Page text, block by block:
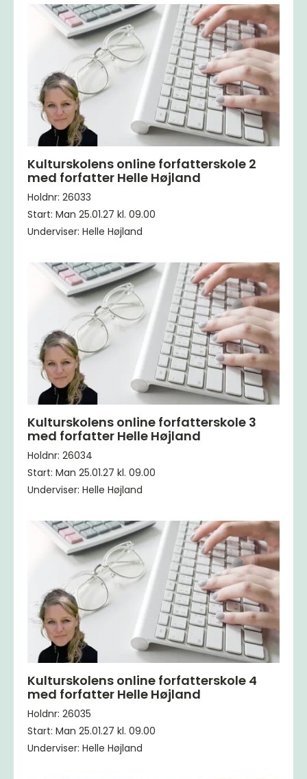
Kulturskolens online forfatterskole 2
med forfatter Helle Højland
Holdnr: 26033
Start: Man 25.01.27 kl. 09.00
Underviser: Helle Højland
Kulturskolens online forfatterskole 3
med forfatter Helle Højland
Holdnr: 26034
Start: Man 25.01.27 kl. 09.00
Underviser: Helle Højland
Kulturskolens online forfatterskole 4
med forfatter Helle Højland
Holdnr: 26035
Start: Man 25.01.27 kl. 09.00
Underviser: Helle Højland